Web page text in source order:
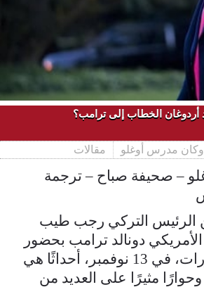
أردوغان الخطاب إلى ترامب؟
أوكان مدرس أوغلو مقالات
– صحيفة صباح – ترجمة
الرئيس التركي رجب طيب
دونالد ترامب بحضور
عدد من السيناتورات، في 13 نوفمبر، أحداثًا هي
وحوارًا مثيرًا على العديد من